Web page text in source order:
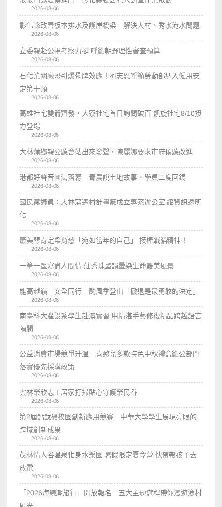
2026-08-06
彰化縣改善板本排水及護岸橋梁 解決大村、秀水淹水問題
2026-08-06
立委親赴公視考察力挺 呼籲朝野理性審查預算
2026-08-06
石化業關廠恐引爆骨牌效應！柯志恩呼籲勞動部納入僱用安
定第十類
2026-08-06
高雄社宅雙箭齊發，大寮社宅首日詢問破百 凱旋社宅8/10接
力登場
2026-08-06
大林蒲鄉親公聽會站出來發聲，陳麗娜要求市府傾聽改進
2026-08-06
港都好聲音圓滿落幕 青農說土地故事、學員二度回鍋
2026-08-06
國民黨議員：大林蒲遷村計畫應成立專案辦公室 讓資訊透明
化
2026-08-06
蕭美琴肯定梁育慈「宛如當年的自己」 接棒戰貓精神！
2026-08-06
一筆一墨寫盡人間情 莊秀珠墨韻暈染生命最美風景
2026-08-06
能高越嶺 安全同行 颱風季登山「撤退是最勇敢的決定」
2026-08-06
南臺科大產設系學生赴澳實習 用精湛手藝修復精品跨越語言
隔閡
2026-08-06
公益消費市場競爭升溫 喜憨兒多款特色中秋禮盒籲公部門
落實優先採購政策
2026-08-06
雲林榮欣志工居家打掃貼心守護榮民眷
2026-08-06
第2屆鈣鈦礦校園創新應用競賽 中華大學學生展現亮眼的
跨域創新成果
2026-08-06
茂林情人谷溫泉化身水樂園 暑假限定夏令營 快帶帶孩子去
放電
2026-08-06
「2026海線潮旅行」開放報名 五大主題遊程帶你漫遊漁村